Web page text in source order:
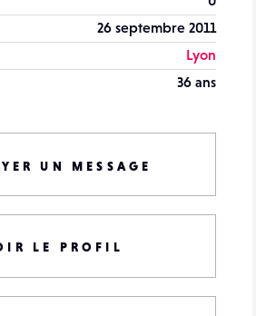
26 septembre 2011
Lyon
36 ans
UN MESSAGE
LE PROFIL